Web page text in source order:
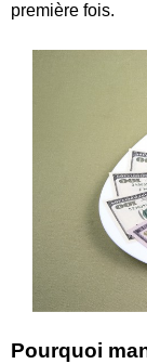
première fois.
Pourquoi